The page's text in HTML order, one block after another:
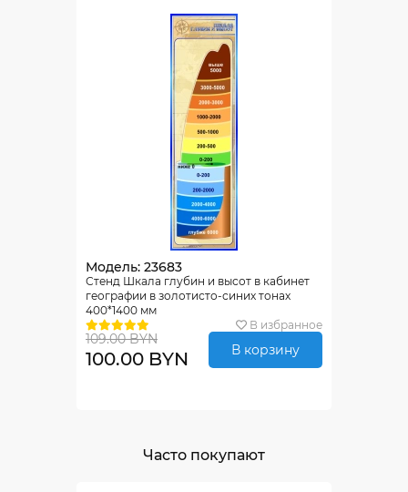
Модель: 23683
Стенд Шкала глубин и высот в кабинет
географии в золотисто-синих тонах
400*1400 мм
В избранное
109.00 BYN
100.00 BYN В корзину
Часто покупают